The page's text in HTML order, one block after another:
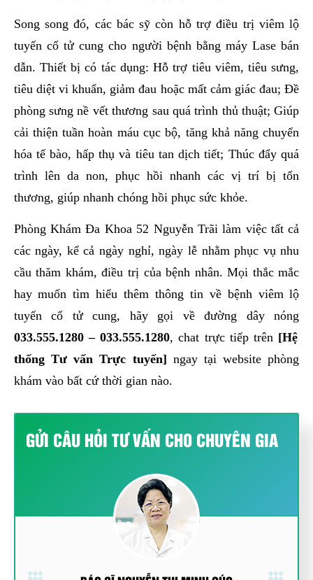
Song song đó, các bác sỹ còn hỗ trợ điều trị viêm lộ
tuyến cổ tử cung cho người bệnh bằng máy Lase bán
dẫn. Thiết bị có tác dụng: Hỗ trợ tiêu viêm, tiêu sưng,
tiêu diệt vi khuẩn, giảm đau hoặc mất cảm giác đau; Đề
phòng sưng nề vết thương sau quá trình thủ thuật; Giúp
cải thiện tuần hoàn máu cục bộ, tăng khả năng chuyển
hóa tế bào, hấp thụ và tiêu tan dịch tiết; Thúc đẩy quá
trình lên da non, phục hồi nhanh các vị trí bị tổn
thương, giúp nhanh chóng hồi phục sức khỏe.
Phòng Khám Đa Khoa 52 Nguyễn Trãi làm việc tất cả
các ngày, kể cả ngày nghỉ, ngày lễ nhằm phục vụ nhu
cầu thăm khám, điều trị của bệnh nhân. Mọi thắc mắc
hay muốn tìm hiểu thêm thông tin về bệnh viêm lộ
tuyến cổ tử cung, hãy gọi về đường dây nóng
033.555.1280–033.555.1280, chat trực tiếp trên [Hệ
thống Tư vấn Trực tuyến] ngay tại website phòng
khám vào bất cứ thời gian nào.
GỬI CÂU HỎI TƯ VẤN CHO CHUYÊN GIA